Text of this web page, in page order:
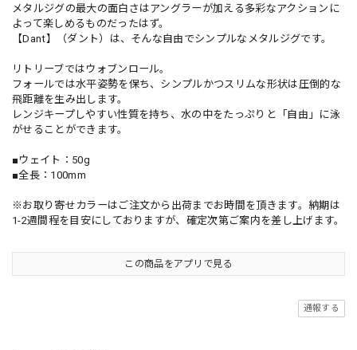
メタルジグの最大の面白さはアングラーが加える多彩なアクションに
よって楽しめるものだったはず。
【Dant】（ダント）は、そんな自由でシンプルなメタルジグです。
リトリーブではウォブンロール。
フォールでは水平姿勢を保ち、シンプルかつスリムな形状は圧倒的な
飛距離を生み出します。
レンジキープしやすい性質を持ち、水の中をたっぷりと「自由」に泳
がせることができます。
■ウェイト：50g
■全長：100mm
※お取り寄せカラーはご注文から出荷までお時間を頂きます。納期は
1-2週間程を目安にしておりますが、確定次第ご案内を差し上げます。
この商品をアプリで見る
通報する